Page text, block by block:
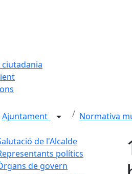
ciutadania
Ajuntament Normativa
de l'Alcalde
polítics
de govern